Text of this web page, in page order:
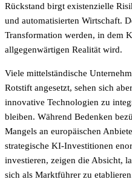
Rückstand birgt existenzielle
und automatisierten Wirtschaft.
Transformation werden, in dem
allgegenwärtigen Realität wird.
Viele mittelständische
Rotstift angesetzt, sehen sich
innovative Technologien zu
bleiben. Während Bedenken
Mangels an europäischen
strategische KI-Investitionen
investieren, zeigen die Absicht,
sich als Marktführer zu